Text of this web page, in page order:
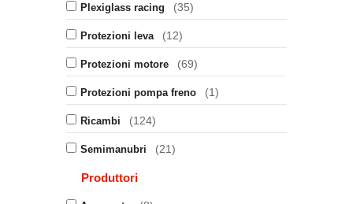
Plexiglass racing (35)
Protezioni leva (12)
Protezioni motore (69)
Protezioni pompa freno (1)
Ricambi (124)
Semimanubri (21)
Produttori